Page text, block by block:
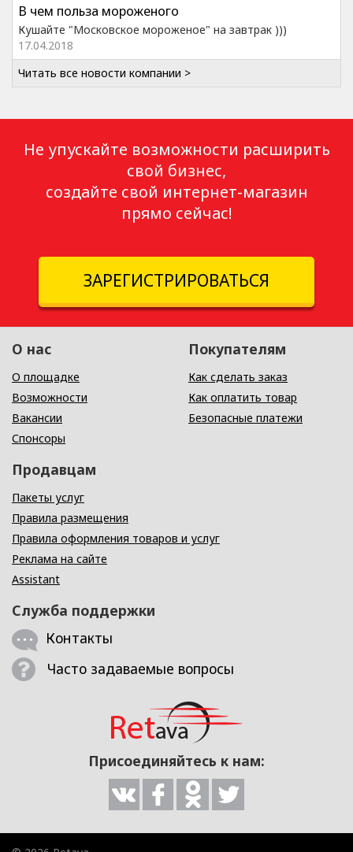
В чем польза мороженого
Кушайте "Московское мороженое" на завтрак )))
17.04.2018
Читать все новости компании >
Не упускайте возможности расширить
свой бизнес,
создайте свой интернет-магазин
прямо сейчас!
ЗАРЕГИСТРИРОВАТЬСЯ
О нас
О площадке
Возможности
Вакансии
Спонсоры
Покупателям
Как сделать заказ
Как оплатить товар
Безопасные платежи
Продавцам
Пакеты услуг
Правила размещения
Правила оформления товаров и услуг
Реклама на сайте
Assistant
Служба поддержки
Контакты
Часто задаваемые вопросы
Присоединяйтесь к нам: